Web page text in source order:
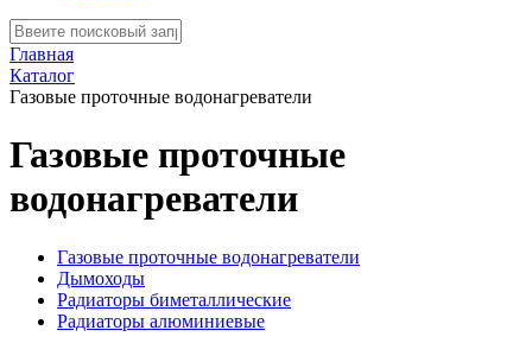
Главная
Каталог
Газовые проточные водонагреватели
Газовые проточные
водонагреватели
Газовые проточные водонагреватели
Дымоходы
Радиаторы биметаллические
Радиаторы алюминиевые